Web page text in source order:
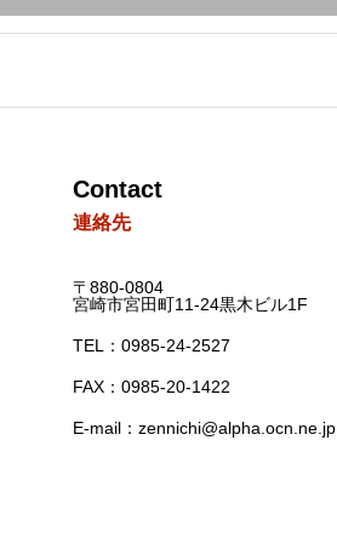
Contact
連絡先
〒880-0804
宮崎市宮田町11-24黒木ビル1F
TEL：0985-24-2527
FAX：0985-20-1422
E-mail：zennichi@alpha.ocn.ne.jp